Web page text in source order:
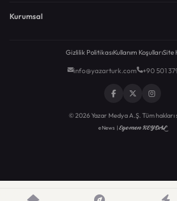
Kurumsal
Gizlilik PolitikasıKullanım KoşullarıSite
info@yazarturk.com +90 501
© 2026 Yazar Medya A.Ş. Tüm hakları
eNews |Egemen KEYDAL